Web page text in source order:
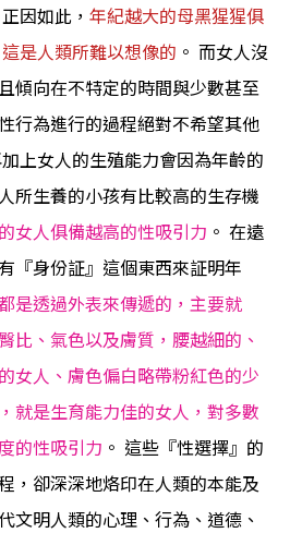
因如此， 年紀越大的母黑猩猩俱
是人類所難以想像的 。 而女人沒
傾向在不特定的時間與少數甚至
行為進行的過程絕對不希望其他
上女人的生殖能力會因為年齡的
所生養的小孩有比較高的生存機
女人俱備越高的性吸引力 。 在遠
『身份証』這個東西來証明年
是透過外表來傳遞的，主要就
比、氣色以及膚質，腰越細的、
女人、膚色偏白略帶粉紅色的少
就是生育能力佳的女人，對多數
的性吸引力 。 這些『性選擇』的
，卻深深地烙印在人類的本能及
文明人類的心理、行為、道德、